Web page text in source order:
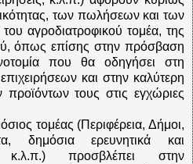
των πωλήσεων και των
αγροδιατροφικού τομέα, της
όπως επίσης στην πρόσβαση
που θα οδηγήσει στη
και στην καλύτερη
τους στις εγχώριες
τομέας (Περιφέρεια, Δήμοι,
δημόσια ερευνητικά και
κ.λ.π.) προσβλέπει στην